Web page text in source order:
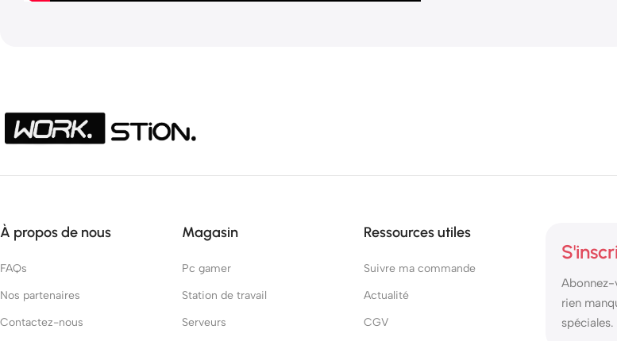
À propos de nous
FAQs
Nos partenaires
Contactez-nous
Magasin
Pc gamer
Station de travail
Serveurs
Ressources utiles
Suivre ma commande
Actualité
CGV
Abonnez-
rien
spéciales.